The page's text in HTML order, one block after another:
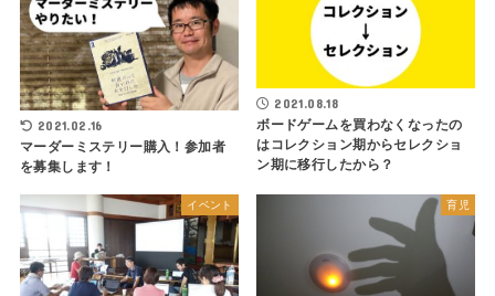
2021.02.16
マーダーミステリー購入！参加者
を募集します！
2021.08.18
ボードゲームを買わなくなったの
はコレクション期からセレクショ
ン期に移行したから？
イベント 育児